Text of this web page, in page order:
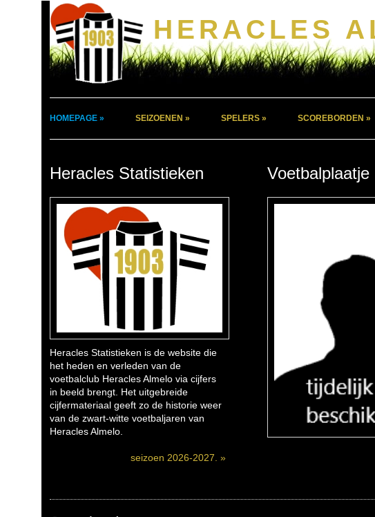
HERACLES
HOMEPAGE » SEIZOENEN » SPELERS » SCOREBORDEN »
Heracles Statistieken
Heracles Statistieken is de website die
het heden en verleden van de
voetbalclub Heracles Almelo via cijfers
in beeld brengt. Het uitgebreide
cijfermateriaal geeft zo de historie weer
van de zwart-witte voetbaljaren van
Heracles Almelo.
seizoen 2026-2027. »
Voetbalplaatje